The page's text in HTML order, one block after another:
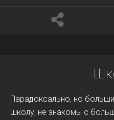
Парадоксально, но
школу, не знакомы с